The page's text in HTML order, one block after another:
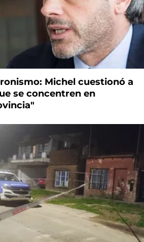
Michel cuestionó a
se concentren en